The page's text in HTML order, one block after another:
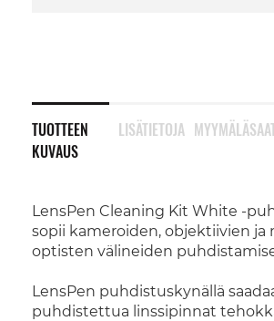
TUOTTEEN
KUVAUS
LensPen Cleaning Kit White -
sopii kameroiden, objektiivien ja
optisten välineiden
LensPen puhdistuskynällä
puhdistettua linssipinnat
LISÄTIETOJA